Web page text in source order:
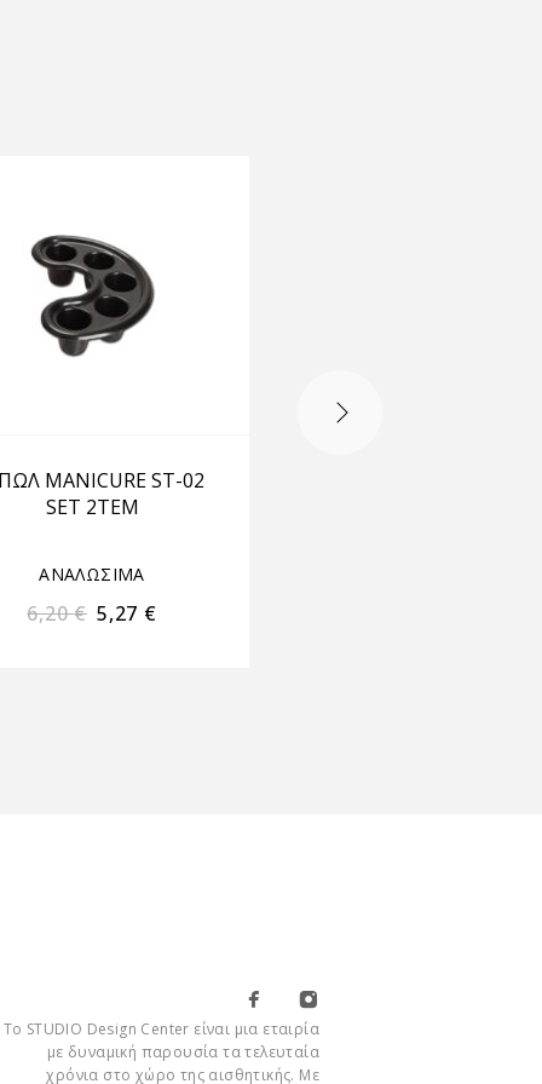
MANICURE ST-02
SET 2TEM
ΑΝΑΛΩΣΙΜΑ
6,20€ 5,27 €
Το STUDIO Design Center είναι μια εταιρία
με δυναμική παρουσία τα τελευταία
χρόνια στο χώρο της αισθητικής. Με